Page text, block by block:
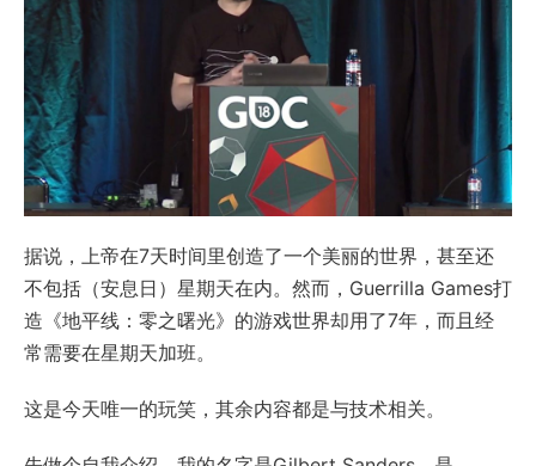
据说，上帝在7天时间里创造了一个美丽的世界，甚至还
不包括（安息日）星期天在内。然而，Guerrilla Games打
造《地平线：零之曙光》的游戏世界却用了7年，而且经
常需要在星期天加班。
这是今天唯一的玩笑，其余内容都是与技术相关。